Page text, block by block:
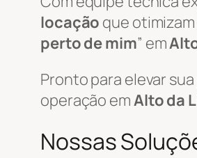
locação que
perto de mim” em
Pronto para elevar
operação emAlto da
Nossas